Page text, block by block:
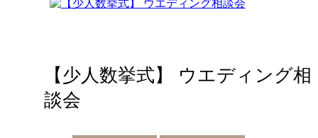
【少人数挙式】 ウエディング相
談会